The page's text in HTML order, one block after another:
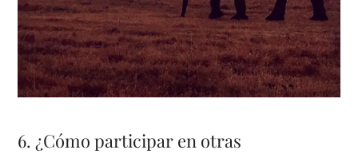
6. ¿Cómo participar en otras